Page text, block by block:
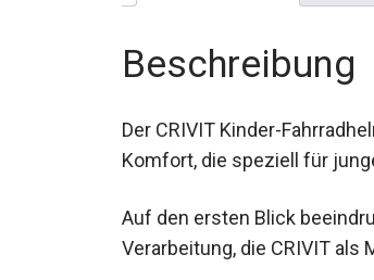
Beschreibung
Der CRIVIT Kinder-
Komfort, die speziell für
Auf den ersten Blick
hochwertige Verarbeitung,